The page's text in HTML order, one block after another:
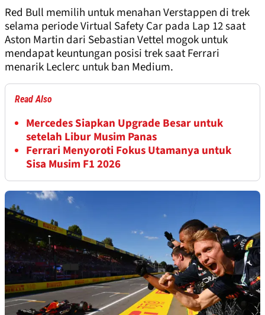
Red Bull memilih untuk menahan Verstappen di trek
selama periode Virtual Safety Car pada Lap 12 saat
Aston Martin dari Sebastian Vettel mogok untuk
mendapat keuntungan posisi trek saat Ferrari
menarik Leclerc untuk ban Medium.
Read Also
Mercedes Siapkan Upgrade Besar untuk
setelah Libur Musim Panas
Ferrari Menyoroti Fokus Utamanya untuk
Sisa Musim F1 2026